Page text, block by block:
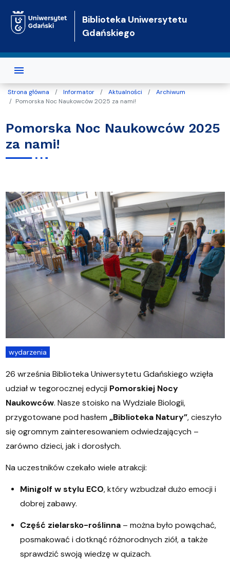
Biblioteka Uniwersytetu
Gdańskiego
Strona główna Informator Aktualności
Archiwum
Pomorska Noc Naukowców 2025 za nami!
Pomorska Noc Naukowców 2025
za nami!
wydarzenia
26 września Biblioteka Uniwersytetu Gdańskiego wzięła
udział w tegorocznej edycji Pomorskiej Nocy
Naukowców. Nasze stoisko na Wydziale Biologii,
przygotowane pod hasłem „Biblioteka Natury”, cieszyło
się ogromnym zainteresowaniem odwiedzających –
zarówno dzieci, jak i dorosłych.
Na uczestników czekało wiele atrakcji:
Minigolf w stylu ECO, który wzbudzał dużo emocji i
dobrej zabawy.
Część zielarsko-roślinna– można było powąchać,
posmakować i dotknąć różnorodnych ziół, a także
sprawdzić swoją wiedzę w quizach.